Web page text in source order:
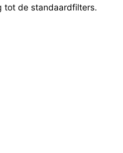
tot de standaardfilters.